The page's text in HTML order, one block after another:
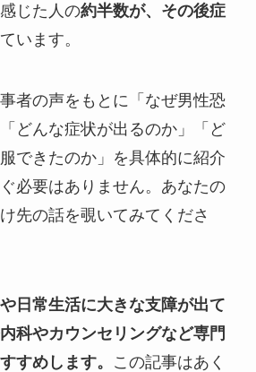
じた人の約半数が、その後症
います。
者の声をもとに「なぜ男性恐
どんな症状が出るのか」「ど
できたのか」を具体的に紹介
必要はありません。あなたの
先の話を覗いてみてくださ
日常生活に大きな支障が出て
科やカウンセリングなど専門
すめします。
この記事はあく